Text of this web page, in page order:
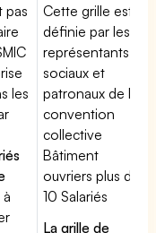
pas
les
à
Cette grille est
définie par les
représentants
sociaux et
patronaux de la
convention
collective
Bâtiment
ouvriers plus de
10 Salariés
La grille de